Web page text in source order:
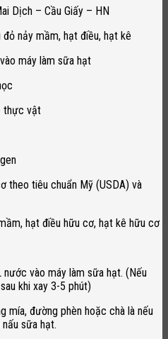
Dịch – Cầu Giấy – HN
nảy mầm, hạt điều, hạt kê
máy làm sữa hạt
thực vật
theo tiêu chuẩn Mỹ (USDA) và
hạt điều hữu cơ, hạt kê hữu cơ
vào máy làm sữa hạt. (Nếu
khi xay 3-5 phút)
mía, đường phèn hoặc chà là nếu
sữa hạt.